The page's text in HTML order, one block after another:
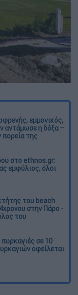
εμμονικός,
αντάμωσε η δόξα –
πορεία της
στο ethnos.gr:
εμφύλιος, όλοι
του beach
στην Πάρο -
του
σε 10
οφείλεται